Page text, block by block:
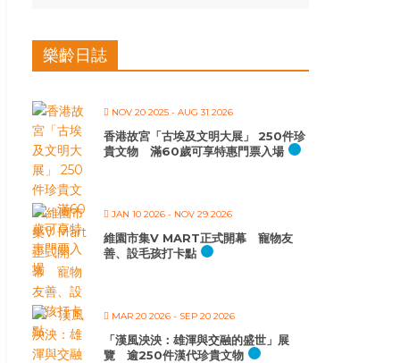
樂齡日誌
NOV 20 2025 - AUG 31 2026
香港故宮「古埃及文明大展」 250件珍
貴文物 滿60歲可享特惠門票入場
JAN 10 2026 - NOV 29 2026
維園市集V MART正式開幕 寵物友
善、設毛孩打卡點
MAR 20 2026 - SEP 20 2026
「漢風泱泱：雄渾與交融的盛世」展
覽 逾250件漢代珍貴文物